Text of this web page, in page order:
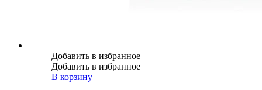
Добавить в избранное
Добавить в избранное
В корзину